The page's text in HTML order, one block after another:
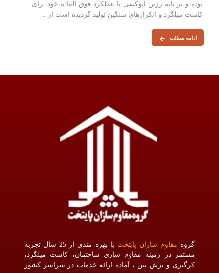
بوده و بر پایه رزین اپوکسی با عملکرد فوق العاده خود برای
کاشت میلگرد و انکراژهای سنگین تولید گردیده است از ...
ادامه مطلب
گروه مقاوم سازان پایتخت
با بهره مندی از 25 سال تجربه
مستمر در زمینه مقاوم سازی ساختمان، کاشت میلگرد،
کرگیری و برش بتن ، آماده ارائه خدمات در سراسر کشور